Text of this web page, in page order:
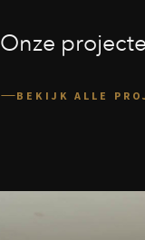
Onze
BEKIJK ALLE